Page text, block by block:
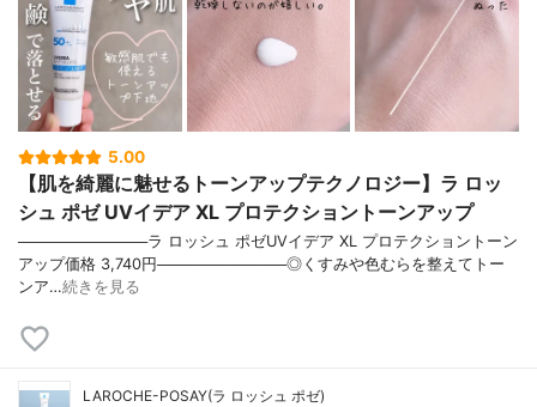
5.00
【肌を綺麗に魅せるトーンアップテクノロジー】ラ ロッ
シュ ポゼ UVイデア XL プロテクショントーンアップ
────────────ラ ロッシュ ポゼUVイデア XL プロテクショントーン
アップ価格 3,740円────────────◎くすみや色むらを整えてトー
ンア…続きを見る
LAROCHE-POSAY(ラ ロッシュ ポゼ)